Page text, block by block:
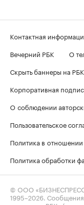
Контактная
Вечерний РБК
О
Скрыть баннеры на РБК
Корпоративная
О соблюдении
Пользовательское
Политика в
Политика обработки
© ООО
1995–2026.